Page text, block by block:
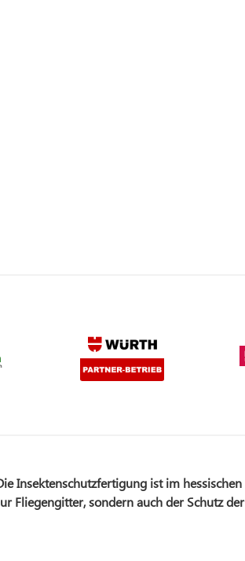
Insektenschutzfertigung ist im hessischen
Fliegengitter, sondern auch der Schutz der